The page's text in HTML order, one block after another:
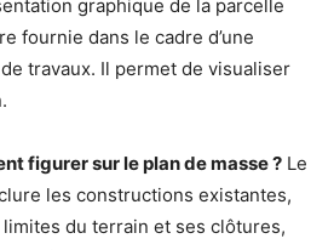
graphique de la parcelle
fournie dans le cadre d’une
travaux. Il permet de visualiser
figurer sur le plan de masse ? Le
les constructions existantes,
du terrain et ses clôtures,